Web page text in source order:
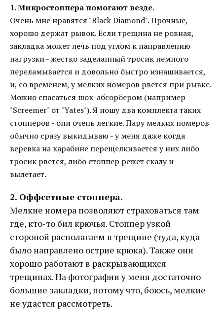
1. Микростоппера помогают везде.
Очень мне нравятся "Black Diamond". Прочные,
хорошо держат рывок. Если трещина не ровная,
закладка может лечь под углом к направлению
нагрузки - жестко заделанный тросик немного
переламывается и довольно быстро изнашивается,
и, со временем, у мелких номеров рвется при рывке.
Можно спасаться шок-абсорбером (например
"Screemer" от "Yates"). Я ношу два комплекта таких
стопперов - они очень легкие. Пару мелких номеров
обычно сразу выкидываю - у меня даже когда
веревка на карабине перещелкивается у них либо
тросик рвется, либо стоппер режет скалу и
вылетает.
2. Оффсетные стоппера.
Мелкие номера позволяют страховаться там
где, кто-то бил крючья. Стоппер узкой
стороной располагаем в трещине (туда, куда
было направлено острие крюка). Также они
хорошо работают в раскрывающихся
трещинах. На фотографии у меня достаточно
большие закладки, потому что, боюсь, мелкие
не удастся рассмотреть.